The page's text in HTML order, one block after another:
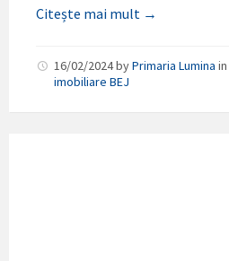
Citește mai mult →
16/02/2024byPrimaria Lumina in
imobiliare BEJ